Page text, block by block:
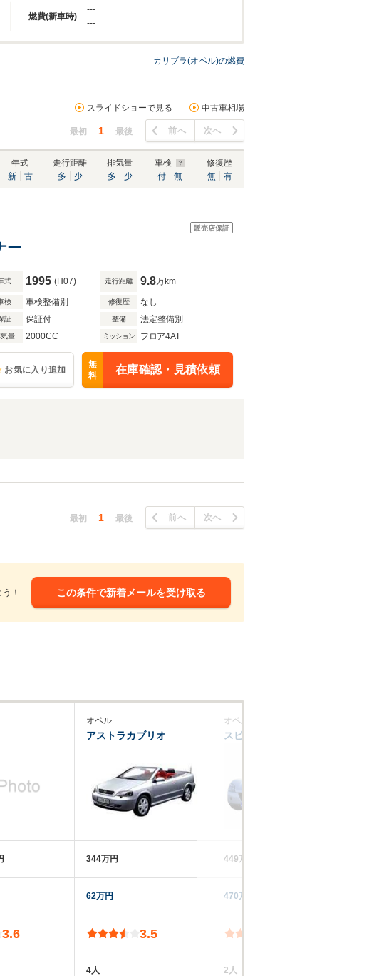
燃費(新車時)
---
---
カリブラ(オペル)の燃費
スライドショーで見る 中古車相場
最初 1 最後 前へ 次へ
年式
新
古
走行距離
多
少
排気量
多
少
車検
付
無
修復歴
無
有
販売店保証
ー
式 1995 (H07) 走行距離 9.8万km
検 車検整備別 修復歴 なし
証 保証付 整備 法定整備別
量 2000CC ミッション フロア4AT
お気に入り追加
無
料
在庫確認・見積依頼
最初 1 最後 前へ 次へ
！ この条件で新着メールを受け取る
3.6
オペル
アストラカブリオ
344万円
62万円
3.5
4人
オペル
スピードスター
449万円
470万円
2人